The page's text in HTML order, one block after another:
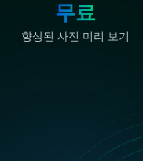
AI 고화질 변환
무료